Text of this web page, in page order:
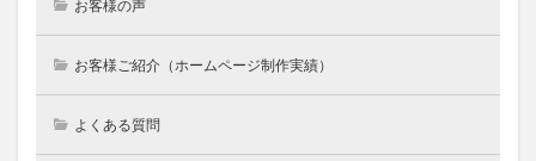
お客様の声
お客様ご紹介（ホームページ制作実績）
よくある質問